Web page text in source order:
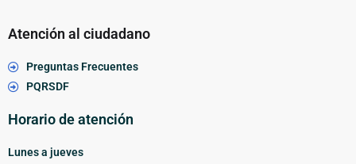
Atención al ciudadano
Preguntas Frecuentes
PQRSDF
Horario de atención
Lunes a jueves